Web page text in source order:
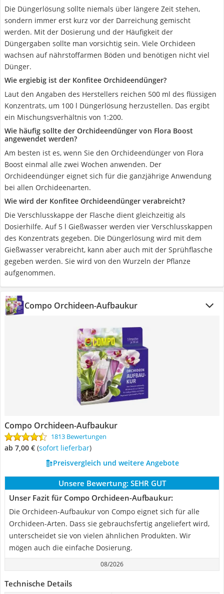
Die Düngerlösung sollte niemals über längere Zeit stehen,
sondern immer erst kurz vor der Darreichung gemischt
werden. Mit der Dosierung und der Häufigkeit der
Düngergaben sollte man vorsichtig sein. Viele Orchideen
wachsen auf nährstoffarmen Böden und benötigen nicht viel
Dünger.
Wie ergiebig ist der Konfitee Orchideendünger?
Laut den Angaben des Herstellers reichen 500 ml des flüssigen
Konzentrats, um 100 l Düngerlösung herzustellen. Das ergibt
ein Mischungsverhältnis von 1:200.
Wie häufig sollte der Orchideendünger von Flora Boost
angewendet werden?
Am besten ist es, wenn Sie den Orchideendünger von Flora
Boost einmal alle zwei Wochen anwenden. Der
Orchideendünger eignet sich für die ganzjährige Anwendung
bei allen Orchideenarten.
Wie wird der Konfitee Orchideendünger verabreicht?
Die Verschlusskappe der Flasche dient gleichzeitig als
Dosierhilfe. Auf 5 l Gießwasser werden vier Verschlusskappen
des Konzentrats gegeben. Die Düngerlösung wird mit dem
Gießwasser verabreicht, kann aber auch mit der Sprühflasche
gegeben werden. Sie wird von den Wurzeln der Pflanze
aufgenommen.
Compo Orchideen-Aufbaukur
Compo Orchideen-Aufbaukur
1813 Bewertungen
ab 7,00 € ( Sofort lieferbar)
Preisvergleich und weitere Angebote
Unsere Bewertung: SEHR GUT
Unser Fazit für Compo Orchideen-Aufbaukur:
Die Orchideen-Aufbaukur von Compo eignet sich für alle
Orchideen-Arten. Dass sie gebrauchsfertig angeliefert wird,
unterscheidet sie von vielen ähnlichen Produkten. Wir
mögen auch die einfache Dosierung.
08/2026
Technische Details